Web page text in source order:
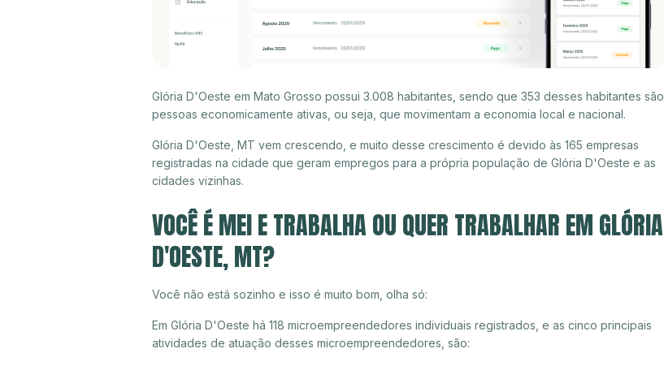
Glória D'Oeste em Mato Grosso possui 3.008 habitantes, sendo que 353 desses habitantes são
pessoas economicamente ativas, ou seja, que movimentam a economia local e nacional.
Glória D'Oeste, MT vem crescendo, e muito desse crescimento é devido às 165 empresas
registradas na cidade que geram empregos para a própria população de Glória D'Oeste e as
cidades vizinhas.
VOCÊ É MEI E TRABALHA OU QUER TRABALHAR EM GLÓRIA
D'OESTE, MT?
Você não está sozinho e isso é muito bom, olha só:
Em Glória D'Oeste há 118 microempreendedores individuais registrados, e as cinco principais
atividades de atuação desses microempreendedores, são: